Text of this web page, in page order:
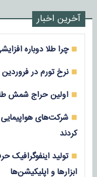
آخرین اخبار
چرا طلا دوباره
نرخ تورم در فروردین به ۷۳.۵ درصد
اولین حراج شمش طلا ۱۴۰۵ برگزار
شرکت‌های
کردند
تولید اینفوگرافیک
ابزارها و اپلیکیشن‌ها